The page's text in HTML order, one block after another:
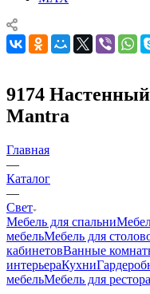
9174
Mantra
Главная
—
Каталог
—
Свет
Мебель для спальни
мебельМебель для
кабинетовВанные
интерьераКухни
мебельМебель для